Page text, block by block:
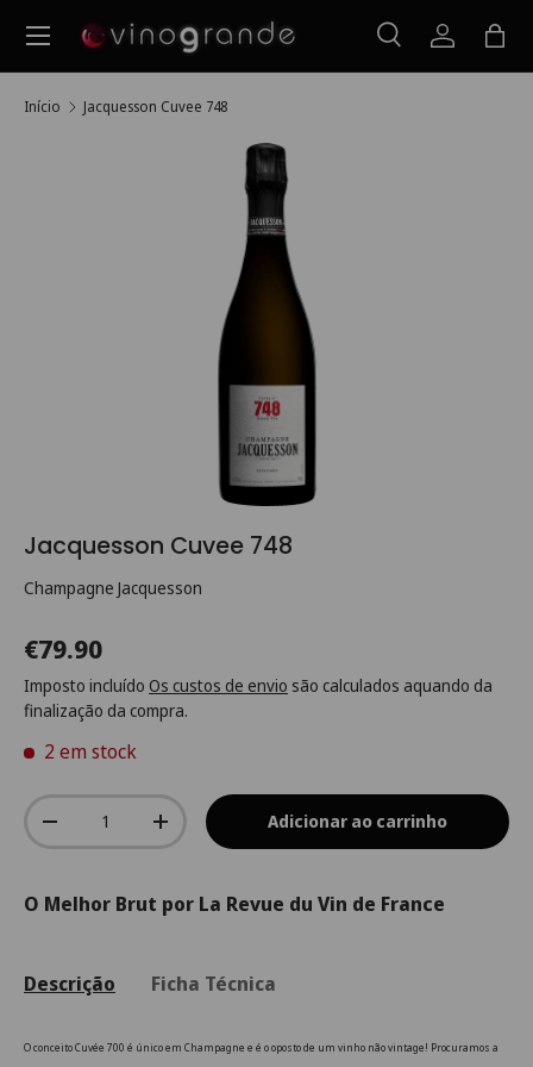
Ir para o conteúdo
Pesquisar
PesquisarIniciarSaco
Menu
Início Jacquesson Cuvee 748
Jacquesson Cuvee 748
Champagne Jacquesson
€79.90
Imposto incluído Os custos de envio são calculados aquando da
finalização da compra.
2 em stock
Qtd.
-
+ Adicionar ao carrinho
O Melhor Brut por La Revue du Vin de France
Descrição Ficha Técnica
O conceito Cuvée 700 é único em Champagne e é o oposto de um vinho não vintage! Procuramos a